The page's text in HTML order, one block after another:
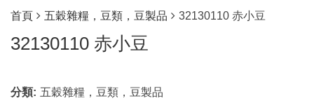
首頁 五穀雜糧，豆類，豆製品 32130110 赤小豆
32130110 赤小豆
分類: 五穀雜糧，豆類，豆製品